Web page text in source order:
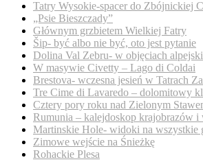
Tatry Wysokie-spacer do Zbójnickiej
„Psie Bieszczady”
Głównym grzbietem Wielkiej Fatry
Šip- być albo nie być, oto jest pytanie
Dolina Val Zebru- w objęciach
W masywie Civetty – Lago di Coldai
Brestova- wczesna jesień w Tatrach
Tre Cime di Lavaredo – dolomitowy
Cztery pory roku nad Zielonym
Rumunia – kalejdoskop krajobrazów i
Martinskie Hole- widoki na wszystkie
Zimowe wejście na Śnieżkę
Rohackie Plesa